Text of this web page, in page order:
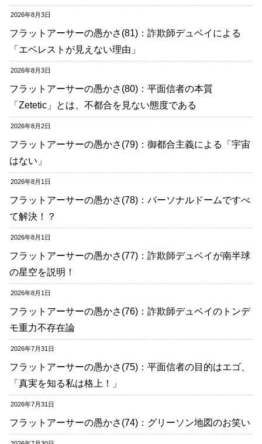
2026年8月3日
フラットアーサーの愚かさ(81)：詐欺師デュベイによる
「エベレストが見えない理由」
2026年8月3日
フラットアーサーの愚かさ(80)：平面信者の本質
「Zetetic」とは、不都合を見ない態度である
2026年8月2日
フラットアーサーの愚かさ(79)：御都合主義による「宇宙
はない」
2026年8月1日
フラットアーサーの愚かさ(78)：パーソナルドームですべ
て解決！？
2026年8月1日
フラットアーサーの愚かさ(77)：詐欺師デュベイが南半球
の星空を説明！
2026年8月1日
フラットアーサーの愚かさ(76)：詐欺師デュベイのトンデ
モ重力不存在論
2026年7月31日
フラットアーサーの愚かさ(75)：平面信者の目的はエゴ、
「真実を知る私は格上！」
2026年7月31日
フラットアーサーの愚かさ(74)：グリーソン地図のお笑い